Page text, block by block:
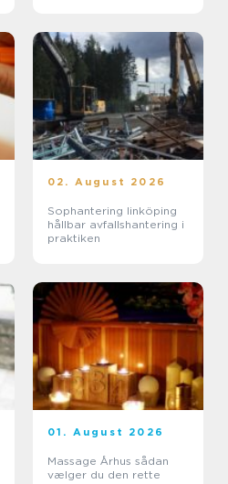
02. August 2026
Sophantering linköping
hållbar avfallshantering i
praktiken
01. August 2026
Massage Århus sådan
vælger du den rette